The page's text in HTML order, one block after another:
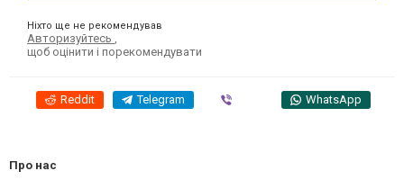
Ніхто ще не рекомендував
Авторизуйтесь
щоб оцінити і порекомендувати
Reddit Telegram WhatsApp
Про нас